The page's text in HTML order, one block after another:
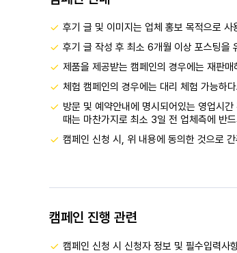
후기 글 및 이미지는 업체 홍보 목적으로 사
후기 글 작성 후 최소 6개월 이상 포스팅을
제품을 제공받는 캠페인의 경우에는 재판매
체험 캠페인의 경우에는 대리 체험 가능하
방문 및 예약안내에 명시되어있는 영업시
때는 마찬가지로 최소 3일 전 업체측에 반
캠페인 신청 시, 위 내용에 동의한 것으로
캠페인 진행 관련
캠페인 신청 시 신청자 정보 및 필수입력사